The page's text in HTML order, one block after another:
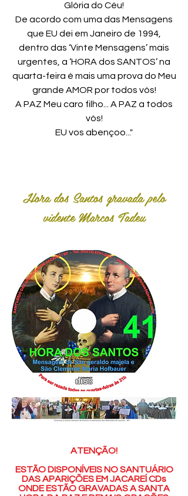
Glória do Céu!
De acordo com uma das Mensagens
que EU dei em Janeiro de 1994,
dentro das ‘Vinte Mensagens’ mais
urgentes, a ‘HORA dos SANTOS’ na
quarta-feira é mais uma prova do Meu
grande AMOR por todos vós!
A PAZ Meu caro filho... A PAZ a todos
vós!
EU vos abençoo..."
Hora dos Santos gravada pelo
vidente Marcos Tadeu
ATENÇÃO!
ESTÃO DISPONÍVEIS NO SANTUÁRIO
DAS APARIÇÕES EM JACAREÍ CDs
ONDE ESTÃO GRAVADAS A SANTA